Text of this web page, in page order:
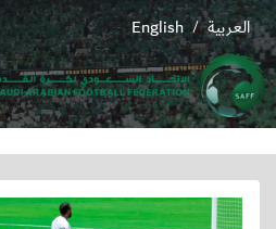
English / العربية